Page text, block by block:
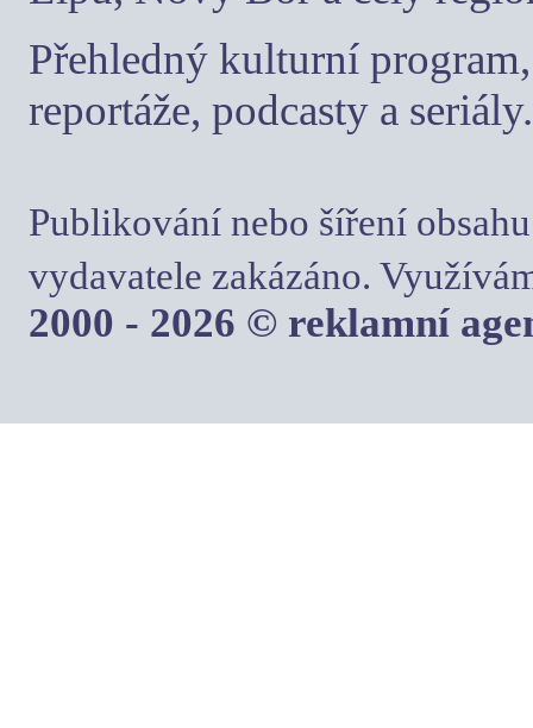
Přehledný kulturní
reportáže, podcasty a seriály.
Publikování nebo šíření
vydavatele zakázáno.
2000 - 2026 © reklamní